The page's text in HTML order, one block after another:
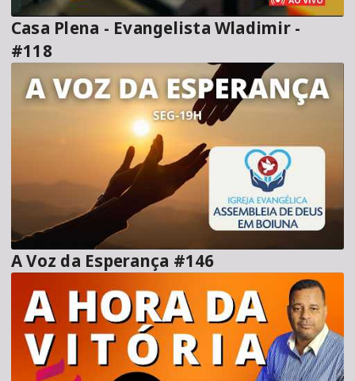
Casa Plena - Evangelista Wladimir -
#118
A Voz da Esperança #146